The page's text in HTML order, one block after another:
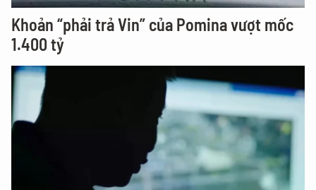
Khoản “phải trả Vin” của Pomina vượt mốc
1.400 tỷ